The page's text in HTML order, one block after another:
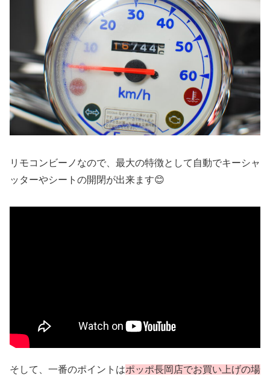
リモコンビーノなので、最大の特徴として自動でキーシャ
ッターやシートの開閉が出来ます😊
そして、一番のポイントはポッポ長岡店でお買い上げの場